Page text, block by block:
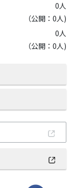
0人
（公開：0人)
0人
（公開：0人)